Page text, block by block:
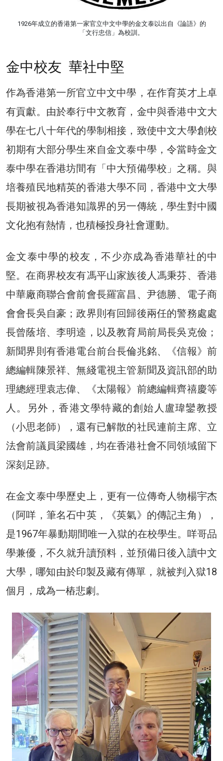
1926年成立的香港第一家官立中文中學的金文泰以出自《論語》的
「文行忠信」為校訓。
金中校友 華社中堅
作為香港第一所官立中文中學，在作育英才上卓
有貢獻。由於奉行中文教育，金中與香港中文大
學在七八十年代的學制相接，致使中文大學創校
初期有大部分學生來自金文泰中學，令當時金文
泰中學在香港坊間有「中大預備學校」之稱。與
培養殖民地精英的香港大學不同，香港中文大學
長期被視為香港知識界的另一傳統，學生對中國
文化抱有熱情，也積極投身社會運動。
金文泰中學的校友，不少亦成為香港華社的中
堅。在商界校友有馮平山家族後人馮秉芬、香港
中華廠商聯合會前會長羅富昌、尹德勝、電子商
會會長吳自豪；政界則有回歸後兩任的警務處處
長曾蔭培、李明逵，以及教育局前局長吳克儉；
新聞界則有香港電台前台長倫兆銘、《信報》前
總編輯陳景祥、無綫電視主管新聞及資訊部的助
理總經理袁志偉、《太陽報》前總編輯齊禧慶等
人。另外，香港文學特藏的創始人盧瑋鑾教授
（小思老師），還有已解散的社民連前主席、立
法會前議員梁國雄，均在香港社會不同領域留下
深刻足跡。
在金文泰中學歷史上，更有一位傳奇人物楊宇杰
（阿咩，筆名石中英，《英氣》的傳記主角），
是1967年暴動期間唯一入獄的在校學生。咩哥品
學兼優，不久就升讀預料，並預備日後入讀中文
大學，哪知由於印製及藏有傳單，就被判入獄18
個月，成為一樁悲劇。